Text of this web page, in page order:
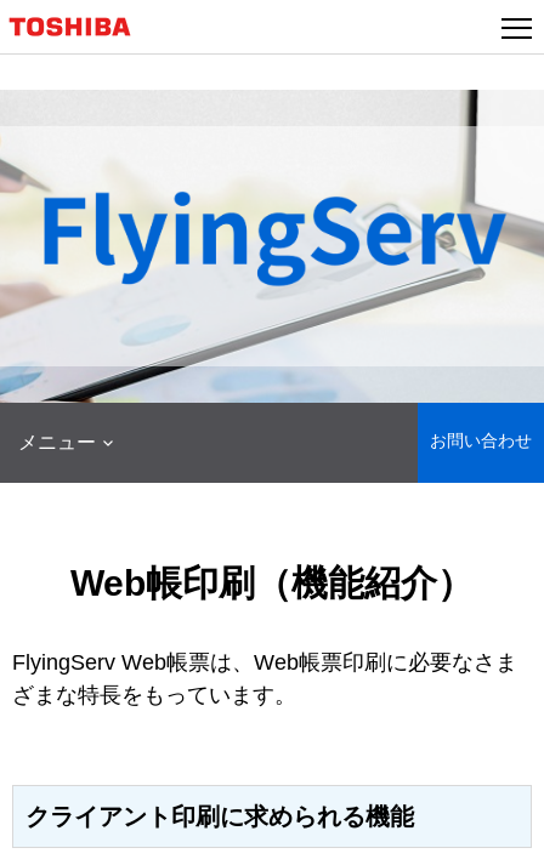
プ
メニュー お問い合わせ
Web帳印刷（機能紹介）
FlyingServ Web帳票は、Web帳票印刷に必要なさま
ざまな特長をもっています。
クライアント印刷に求められる機能